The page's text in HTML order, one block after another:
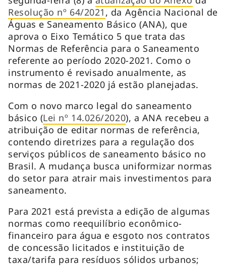
Resolução nº 64/2021 , da Agência Nacional de
Águas e Saneamento Básico (ANA), que
aprova o Eixo Temático 5 que trata das
Normas de Referência para o Saneamento
referente ao período 2020-2021. Como o
instrumento é revisado anualmente, as
normas de 2021-2020 já estão planejadas.
Com o novo marco legal do saneamento
básico (Lei nº 14.026/2020), a ANA recebeu a
atribuição de editar normas de referência,
contendo diretrizes para a regulação dos
serviços públicos de saneamento básico no
Brasil. A mudança busca uniformizar normas
do setor para atrair mais investimentos para
saneamento.
Para 2021 está prevista a edição de algumas
normas como reequilíbrio econômico-
financeiro para água e esgoto nos contratos
de concessão licitados e instituição de
taxa/tarifa para resíduos sólidos urbanos;